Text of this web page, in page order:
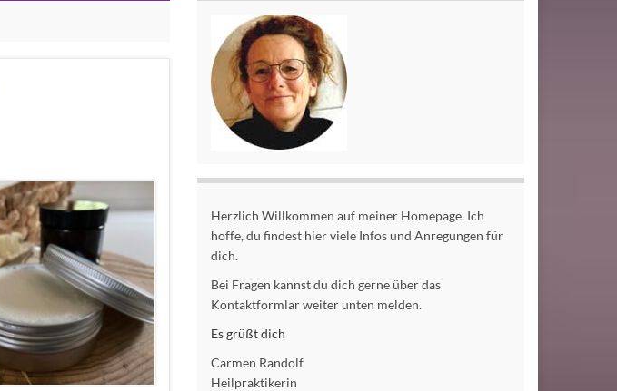
Herzlich Willkommen auf meiner Homepage. Ich
hoffe, du findest hier viele Infos und Anregungen für
dich.
Bei Fragen kannst du dich gerne über das
Kontaktformlar weiter unten melden.
Es grüßt dich
Carmen Randolf
Heilpraktikerin